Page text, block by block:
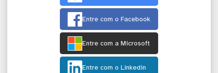
Entre com o Facebook
Entre com a Microsoft
Entre com o Linkedin